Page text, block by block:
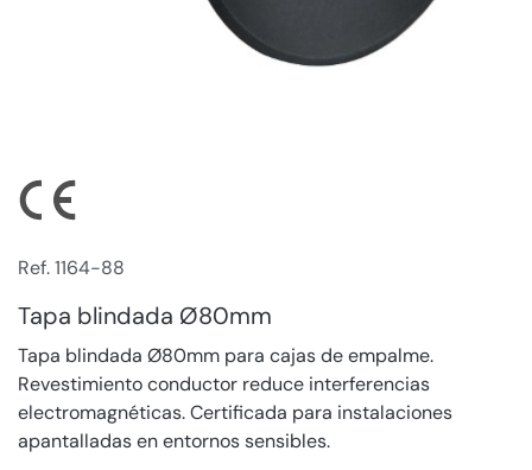
Ref. 1164-88
Tapa blindada Ø80mm
Tapa blindada Ø80mm para cajas de empalme.
Revestimiento conductor reduce interferencias
electromagnéticas. Certificada para instalaciones
apantalladas en entornos sensibles.